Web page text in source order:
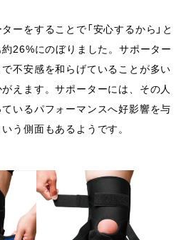
ーをすることで「安心するから」と
26%にのぼりました。サポーター
不安感を和らげていることが多い
えます。サポーターには、その人
いるパフォーマンスへ好影響を与
う側面もあるようです。